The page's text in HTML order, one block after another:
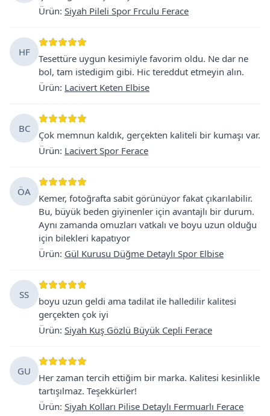
Ürün: Siyah Pileli Spor Frculu Ferace
HF
Tesettüre uygun kesimiyle favorim oldu. Ne dar ne
bol, tam istedigim gibi. Hic tereddut etmeyin alın.
Ürün: Lacivert Keten Elbise
BC
Çok memnun kaldık, gerçekten kaliteli bir kumaşı var.
Ürün: Lacivert Spor Ferace
ÖA
Kemer, fotoğrafta sabit görünüyor fakat çıkarılabilir.
Bu, büyük beden giyinenler için avantajlı bir durum.
Aynı zamanda omuzları vatkalı ve boyu uzun olduğu
için bilekleri kapatıyor
Ürün: Gül Kurusu Düğme Detaylı Spor Elbise
SS
boyu uzun geldi ama tadilat ile halledilir kalitesi
gerçekten çok iyi
Ürün: Siyah Kuş Gözlü Büyük Cepli Ferace
GU
Her zaman tercih ettiğim bir marka. Kalitesi kesinlikle
tartışılmaz. Teşekkürler!
Ürün: Siyah Kolları Pilise Detaylı Fermuarlı Ferace